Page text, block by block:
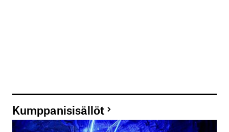
Kumppanisisällöt